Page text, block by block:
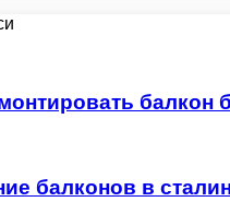
балкон
балконов в